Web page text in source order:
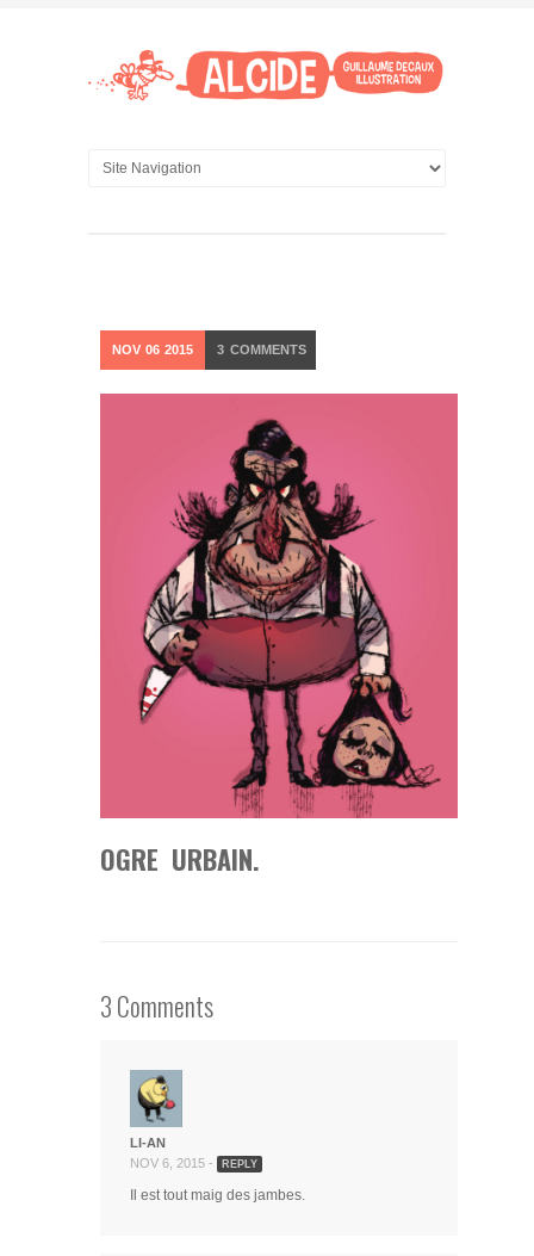
NOV 06 2015 3 COMMENTS
OGRE URBAIN.
3 Comments
LI-AN
NOV 6, 2015 -
REPLY
Il est tout maig des jambes.